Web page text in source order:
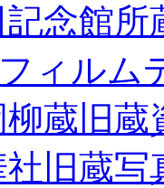
念館所
ィルム
蔵旧蔵
社旧蔵